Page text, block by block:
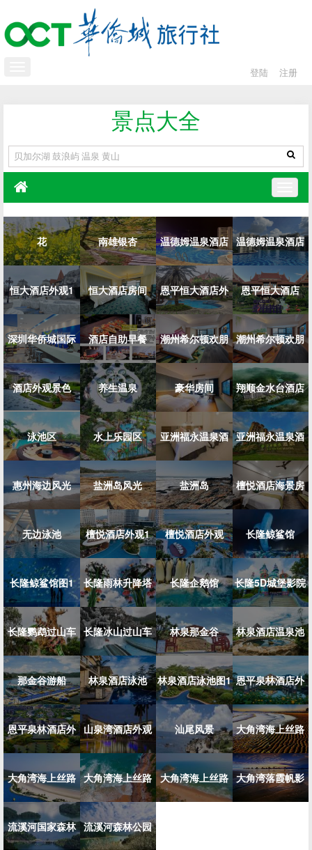
登陆 注册
景点大全
花 南雄银杏 温德姆温泉酒店
外观...
温德姆温泉酒店
外观
恒大酒店外观1 恒大酒店房间 恩平恒大酒店外
观
恩平恒大酒店
深圳华侨城国际
旅行...
酒店自助早餐 潮州希尔顿欢朋
酒店...
潮州希尔顿欢朋
酒店...
酒店外观景色 养生温泉 豪华房间 翔顺金水台酒店
泳池区 水上乐园区 亚洲福永温泉酒
店双...
亚洲福永温泉酒
店
惠州海边风光 盐洲岛风光 盐洲岛 檀悦酒店海景房
无边泳池 檀悦酒店外观1 檀悦酒店外观 长隆鲸鲨馆
长隆鲸鲨馆图1 长隆雨林升降塔 长隆企鹅馆 长隆5D城堡影院
长隆鹦鹉过山车 长隆冰山过山车 林泉那金谷 林泉酒店温泉池
那金谷游船 林泉酒店泳池 林泉酒店泳池图1 恩平泉林酒店外
观图...
恩平泉林酒店外
观
山泉湾酒店外观 汕尾风景 大角湾海上丝路
大角湾海上丝路
图1
大角湾海上丝路
图2
大角湾海上丝路 大角湾落霞帆影
流溪河国家森林 流溪河森林公园